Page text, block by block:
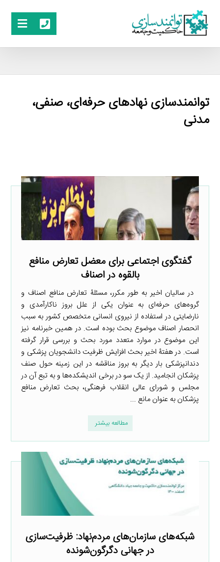
توانمندسازی نهادهای حرفه‌ای، صنفی،
مدنی
گفتگوی اجتماعی برای معضل تعارض منافع
بالقوه در اصناف
در سالیان اخیر به طور مکرر، مسئلۀ تعارض منافع اصناف و
گروه‌های حرفه‌ای به عنوان یکی از علل بروز ناکارآمدی و
نارضایتی در استفاده از نیروی انسانی متخصص کشور به سبب
انحصار اصناف موضوع بحث بوده است. در همین خبرنامه نیز
این موضوع در موارد متعدد مورد بحث و بررسی قرار گرفته
است. در هفتۀ اخیر بحث افزایش ظرفیت دانشجویان پزشکی و
دندانپزشکی بار دیگر به بروز مناقشه در این زمینه حول صنف
پزشکان انجامید. از یک سو در برخی اندیشکده‌ها و به تبع آن در
مجلس و شورای عالی انقلاب فرهنگی، بحث تعارض منافع
پزشکان به عنوان مانع ...
مطالعه بیشتر
شبکه‌های سازمان‌های مردم‌نهاد: ظرفیت‌سازی
در جهانی دگرگون‌شونده